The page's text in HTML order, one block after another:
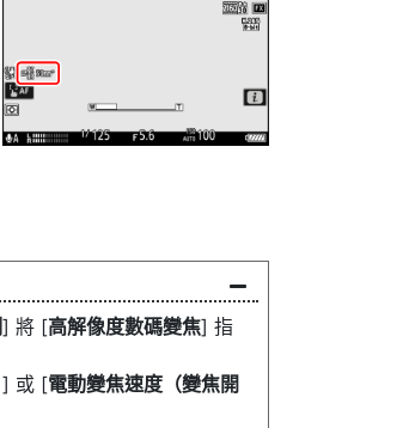
] 將 [高解像度數碼變焦] 指
] 或 [電動變焦速度（變焦開